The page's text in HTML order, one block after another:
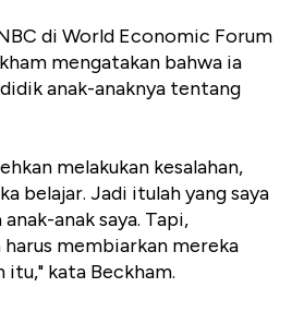
di World Economic Forum
mengatakan bahwa ia
anak-anaknya tentang
melakukan kesalahan,
belajar. Jadi itulah yang saya
anak saya. Tapi,
harus membiarkan mereka
itu," kata Beckham.